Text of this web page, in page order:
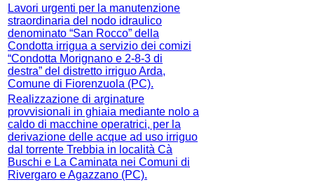
Lavori urgenti per la manutenzione
straordinaria del nodo idraulico
denominato “San Rocco” della
Condotta irrigua a servizio dei comizi
“Condotta Morignano e 2-8-3 di
destra” del distretto irriguo Arda,
Comune di Fiorenzuola (PC).
Realizzazione di arginature
provvisionali in ghiaia mediante nolo a
caldo di macchine operatrici, per la
derivazione delle acque ad uso irriguo
dal torrente Trebbia in località Cà
Buschi e La Caminata nei Comuni di
Rivergaro e Agazzano (PC).